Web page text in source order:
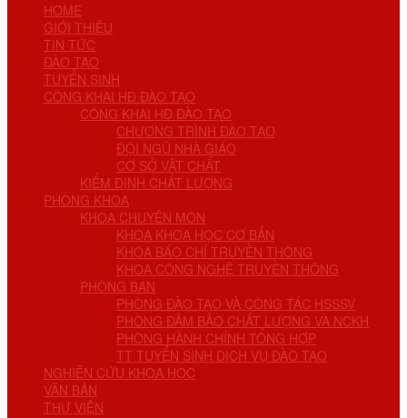
HOME
GIỚI THIỆU
TIN TỨC
ĐÀO TẠO
TUYỂN SINH
CÔNG KHAI HĐ ĐÀO TẠO
CÔNG KHAI HĐ ĐÀO TẠO
CHƯƠNG TRÌNH ĐÀO TẠO
ĐỘI NGŨ NHÀ GIÁO
CƠ SỞ VẬT CHẤT
KIỂM ĐỊNH CHẤT LƯỢNG
PHÒNG KHOA
KHOA CHUYÊN MÔN
KHOA KHOA HỌC CƠ BẢN
KHOA BÁO CHÍ TRUYỀN THÔNG
KHOA CÔNG NGHỆ TRUYỀN THÔNG
PHÒNG BAN
PHÒNG ĐÀO TẠO VÀ CÔNG TÁC HSSSV
PHÒNG ĐẢM BẢO CHẤT LƯỢNG VÀ NCKH
PHÒNG HÀNH CHÍNH TỔNG HỢP
TT TUYỂN SINH DỊCH VỤ ĐÀO TẠO
NGHIÊN CỨU KHOA HỌC
VĂN BẢN
THƯ VIỆN